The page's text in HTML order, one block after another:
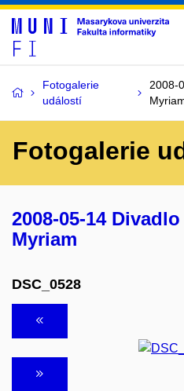
Fotogalerie
událostí
2008-
Fotogalerie
2008-05-14
Myriam
DSC_0528